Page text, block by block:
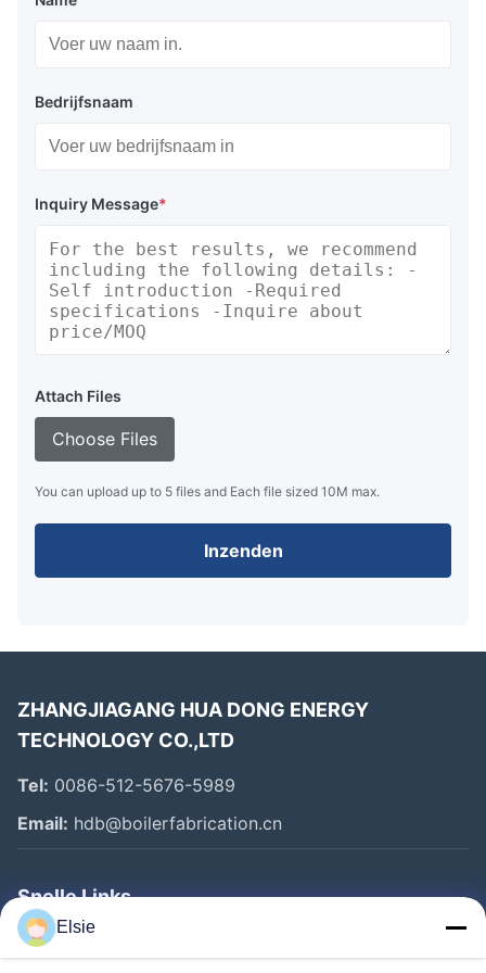
Bedrijfsnaam
Inquiry Message*
Attach Files
Choose Files
You can upload up to 5 files and Each file sized 10M max.
Inzenden
ZHANGJIAGANG HUA DONG ENERGY
TECHNOLOGY CO.,LTD
Tel: 0086-512-5676-5989
Email: hdb@boilerfabrication.cn
Snelle Links
Huis
Elsie